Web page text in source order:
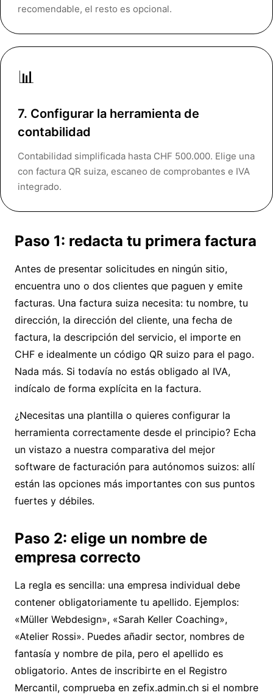
recomendable, el resto es opcional.
📊
7. Configurar la herramienta de
contabilidad
Contabilidad simplificada hasta CHF 500.000. Elige una
con factura QR suiza, escaneo de comprobantes e IVA
integrado.
Paso 1: redacta tu primera factura
Antes de presentar solicitudes en ningún sitio,
encuentra uno o dos clientes que paguen y emite
facturas. Una factura suiza necesita: tu nombre, tu
dirección, la dirección del cliente, una fecha de
factura, la descripción del servicio, el importe en
CHF e idealmente un código QR suizo para el pago.
Nada más. Si todavía no estás obligado al IVA,
indícalo de forma explícita en la factura.
¿Necesitas una plantilla o quieres configurar la
herramienta correctamente desde el principio? Echa
un vistazo a nuestra comparativa del mejor
software de facturación para autónomos suizos: allí
están las opciones más importantes con sus puntos
fuertes y débiles.
Paso 2: elige un nombre de
empresa correcto
La regla es sencilla: una empresa individual debe
contener obligatoriamente tu apellido. Ejemplos:
«Müller Webdesign», «Sarah Keller Coaching»,
«Atelier Rossi». Puedes añadir sector, nombres de
fantasía y nombre de pila, pero el apellido es
obligatorio. Antes de inscribirte en el Registro
Mercantil, comprueba en zefix.admin.ch si el nombre